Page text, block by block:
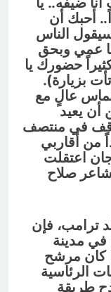
أحبك أن
الناس
عمي وبحق
حضورك يا
بزيارة).
عالٍ مع
أن يعيد
في منتصف
أنا لدي 16 شهيداً من أقاربي
اعتقلت
صلاح
ترامب، فإن
في مدينة
كان مرشح
الرئاسية
طريقة